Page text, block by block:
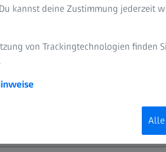
kannst deine Zustimmung jederzeit
von Trackingtechnologien finden